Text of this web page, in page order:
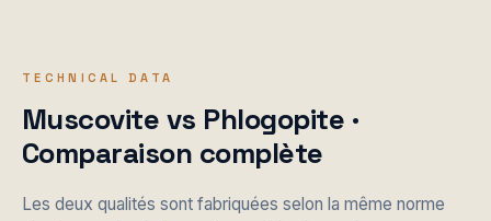
TECHNICAL DATA
Muscovite vs Phlogopite ·
Comparaison complète
Les deux qualités sont fabriquées selon la même norme